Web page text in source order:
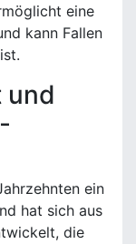
eine
kann Fallen
und
ein
hat sich aus
die